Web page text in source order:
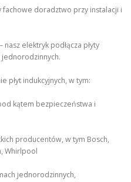
fachowe doradztwo przy instalacji i
nasz elektryk podłącza płyty
jednorodzinnych.
płyt indukcyjnych, w tym:
kątem bezpieczeństwa i
producentów, w tym Bosch,
Whirlpool
jednorodzinnych,